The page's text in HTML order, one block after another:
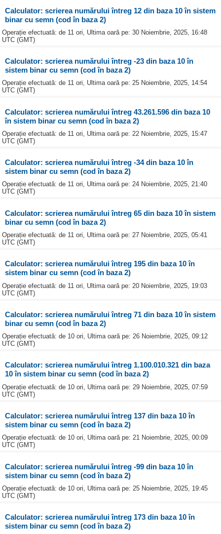
Calculator: scrierea numărului întreg 12 din baza 10 în sistem
binar cu semn (cod în baza 2)
Operație efectuată: de 11 ori, Ultima oară pe: 30 Noiembrie, 2025, 16:48
UTC (GMT)
Calculator: scrierea numărului întreg -23 din baza 10 în
sistem binar cu semn (cod în baza 2)
Operație efectuată: de 11 ori, Ultima oară pe: 25 Noiembrie, 2025, 14:54
UTC (GMT)
Calculator: scrierea numărului întreg 43.261.596 din baza 10
în sistem binar cu semn (cod în baza 2)
Operație efectuată: de 11 ori, Ultima oară pe: 22 Noiembrie, 2025, 15:47
UTC (GMT)
Calculator: scrierea numărului întreg -34 din baza 10 în
sistem binar cu semn (cod în baza 2)
Operație efectuată: de 11 ori, Ultima oară pe: 24 Noiembrie, 2025, 21:40
UTC (GMT)
Calculator: scrierea numărului întreg 65 din baza 10 în sistem
binar cu semn (cod în baza 2)
Operație efectuată: de 11 ori, Ultima oară pe: 27 Noiembrie, 2025, 05:41
UTC (GMT)
Calculator: scrierea numărului întreg 195 din baza 10 în
sistem binar cu semn (cod în baza 2)
Operație efectuată: de 11 ori, Ultima oară pe: 20 Noiembrie, 2025, 19:03
UTC (GMT)
Calculator: scrierea numărului întreg 71 din baza 10 în sistem
binar cu semn (cod în baza 2)
Operație efectuată: de 10 ori, Ultima oară pe: 26 Noiembrie, 2025, 09:12
UTC (GMT)
Calculator: scrierea numărului întreg 1.100.010.321 din baza
10 în sistem binar cu semn (cod în baza 2)
Operație efectuată: de 10 ori, Ultima oară pe: 29 Noiembrie, 2025, 07:59
UTC (GMT)
Calculator: scrierea numărului întreg 137 din baza 10 în
sistem binar cu semn (cod în baza 2)
Operație efectuată: de 10 ori, Ultima oară pe: 21 Noiembrie, 2025, 00:09
UTC (GMT)
Calculator: scrierea numărului întreg -99 din baza 10 în
sistem binar cu semn (cod în baza 2)
Operație efectuată: de 10 ori, Ultima oară pe: 25 Noiembrie, 2025, 19:45
UTC (GMT)
Calculator: scrierea numărului întreg 173 din baza 10 în
sistem binar cu semn (cod în baza 2)